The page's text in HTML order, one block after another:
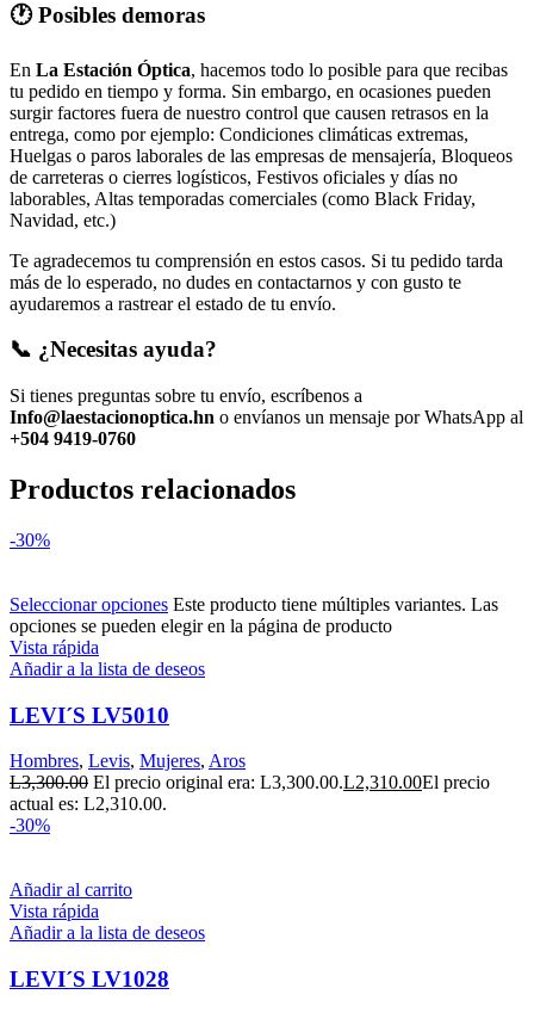
🕐 Posibles demoras
En La Estación Óptica, hacemos todo lo posible para que recibas
tu pedido en tiempo y forma. Sin embargo, en ocasiones pueden
surgir factores fuera de nuestro control que causen retrasos en la
entrega, como por ejemplo: Condiciones climáticas extremas,
Huelgas o paros laborales de las empresas de mensajería, Bloqueos
de carreteras o cierres logísticos, Festivos oficiales y días no
laborables, Altas temporadas comerciales (como Black Friday,
Navidad, etc.)
Te agradecemos tu comprensión en estos casos. Si tu pedido tarda
más de lo esperado, no dudes en contactarnos y con gusto te
ayudaremos a rastrear el estado de tu envío.
📞 ¿Necesitas ayuda?
Si tienes preguntas sobre tu envío, escríbenos a
Info@laestacionoptica.hn o envíanos un mensaje por WhatsApp al
+504 9419-0760
Productos relacionados
-30%
Seleccionar opciones Este producto tiene múltiples variantes. Las
opciones se pueden elegir en la página de producto
Vista rápida
Añadir a la lista de deseos
LEVI´S LV5010
Hombres, Levis, Mujeres, Aros
L3,300.00 El precio original era: L3,300.00.L2,310.00El precio
actual es: L2,310.00.
-30%
Añadir al carrito
Vista rápida
Añadir a la lista de deseos
LEVI´S LV1028